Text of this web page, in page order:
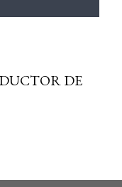
DE